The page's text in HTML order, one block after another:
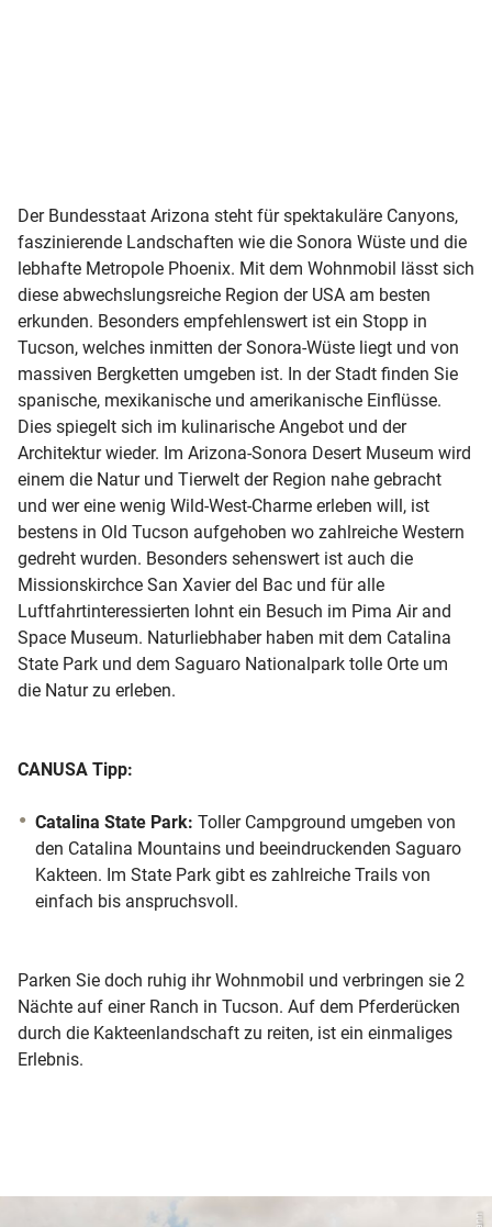
Der Bundesstaat Arizona steht für spektakuläre Canyons,
faszinierende Landschaften wie die Sonora Wüste und die
lebhafte Metropole Phoenix. Mit dem Wohnmobil lässt sich
diese abwechslungsreiche Region der USA am besten
erkunden. Besonders empfehlenswert ist ein Stopp in
Tucson, welches inmitten der Sonora-Wüste liegt und von
massiven Bergketten umgeben ist. In der Stadt finden Sie
spanische, mexikanische und amerikanische Einflüsse.
Dies spiegelt sich im kulinarische Angebot und der
Architektur wieder. Im Arizona-Sonora Desert Museum wird
einem die Natur und Tierwelt der Region nahe gebracht
und wer eine wenig Wild-West-Charme erleben will, ist
bestens in Old Tucson aufgehoben wo zahlreiche Western
gedreht wurden. Besonders sehenswert ist auch die
Missionskirchce San Xavier del Bac und für alle
Luftfahrtinteressierten lohnt ein Besuch im Pima Air and
Space Museum. Naturliebhaber haben mit dem Catalina
State Park und dem Saguaro Nationalpark tolle Orte um
die Natur zu erleben.
CANUSA Tipp:
Catalina State Park: Toller Campground umgeben von
den Catalina Mountains und beeindruckenden Saguaro
Kakteen. Im State Park gibt es zahlreiche Trails von
einfach bis anspruchsvoll.
Parken Sie doch ruhig ihr Wohnmobil und verbringen sie 2
Nächte auf einer Ranch in Tucson. Auf dem Pferderücken
durch die Kakteenlandschaft zu reiten, ist ein einmaliges
Erlebnis.